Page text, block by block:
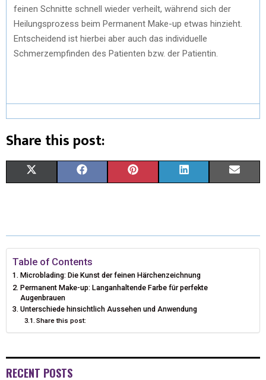
feinen Schnitte schnell wieder verheilt, während sich der
Heilungsprozess beim Permanent Make-up etwas hinzieht.
Entscheidend ist hierbei aber auch das individuelle
Schmerzempfinden des Patienten bzw. der Patientin.
Share this post:
W
T
T
E
E
O
T
R
K
D
I
Table of Contents
Microblading: Die Kunst der feinen Härchenzeichnung
Permanent Make-up: Langanhaltende Farbe für perfekte
Augenbrauen
Unterschiede hinsichtlich Aussehen und Anwendung
Share this post:
RECENT POSTS